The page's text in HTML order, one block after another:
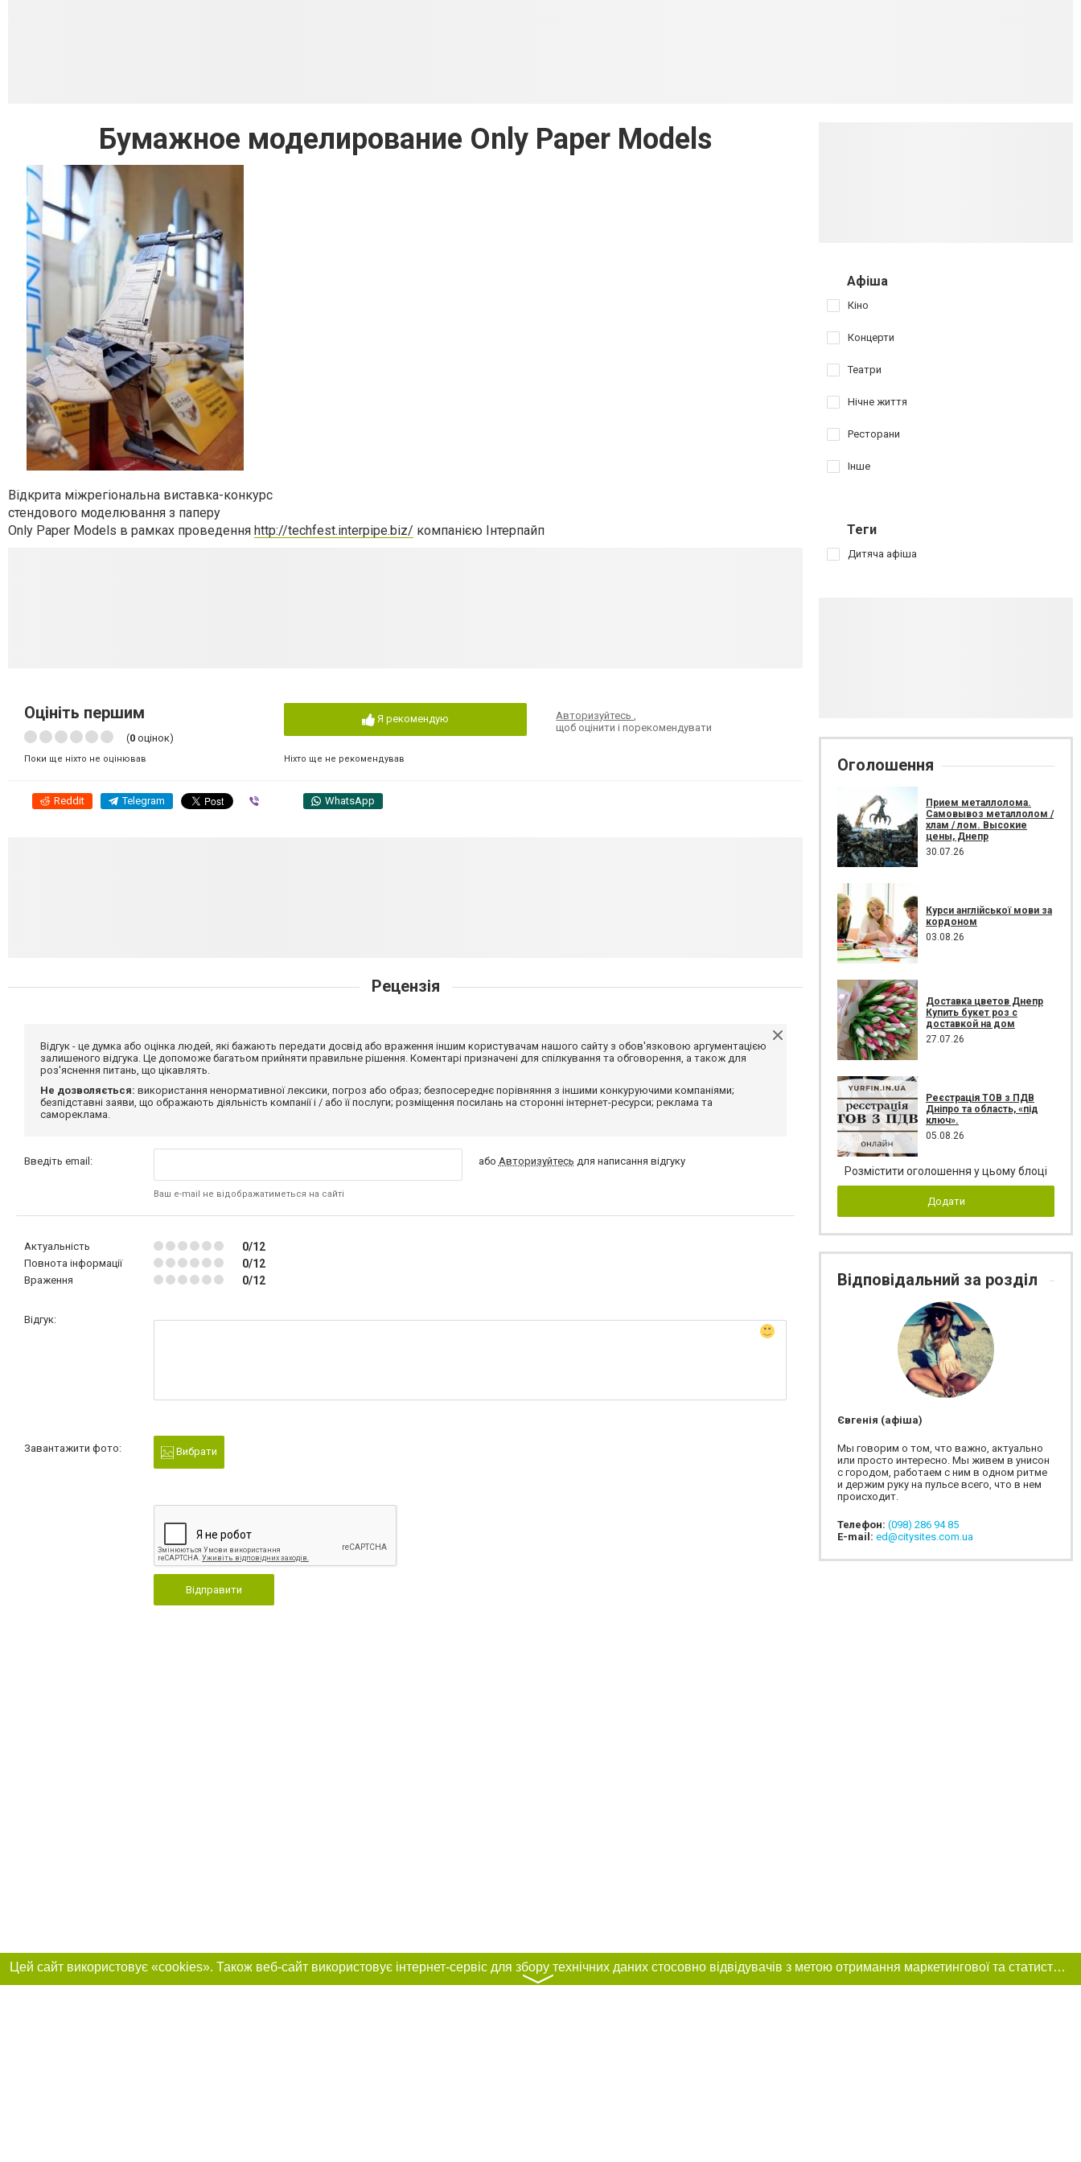
Бумажное моделирование Only Paper Models
Відкрита міжрегіональна виставка-конкурс
стендового моделювання з паперу
Only Paper Models в рамках проведення http://techfest.interpipe.biz/ компанією Інтерпайп
Оцініть першим
(0 оцінок)
Поки ще ніхто не оцінював
Я рекомендую
Ніхто ще не рекомендував
Авторизуйтесь,
щоб оцінити і порекомендувати
Reddit Telegram WhatsApp
Рецензія
Відгук - це думка або оцінка людей, які бажають передати досвід або враження іншим користувачам нашого сайту з обов'язковою аргументацією
залишеного відгука. Це допоможе багатьом прийняти правильне рішення. Коментарі призначені для спілкування та обговорення, а також для
роз'яснення питань, що цікавлять.
Не дозволяється: використання ненормативної лексики, погроз або образ; безпосереднє порівняння з іншими конкуруючими компаніями;
безпідставні заяви, що ображають діяльність компанії і / або її послуги; розміщення посилань на сторонні інтернет-ресурси; реклама та
самореклама.
Введіть email:
Ваш e-mail не відображатиметься на сайті
або Авторизуйтесь для написання відгуку
Актуальність 0/12
Повнота інформації 0/12
Враження 0/12
Відгук:
Завантажити фото: Вибрати
Відправити
Афіша
Кіно
Концерти
Театри
Нічне життя
Ресторани
Інше
Теги
Дитяча афіша
Оголошення
Прием металлолома.
Самовывоз металлолом /
хлам / лом. Высокие
цены, Днепр
30.07.26
Курси англійської мови за
кордоном
03.08.26
Доставка цветов Днепр
Купить букет роз с
доставкой на дом
27.07.26
Реєстрація ТОВ з ПДВ
Дніпро та область, «під
ключ».
05.08.26
Розмістити оголошення у цьому блоці
Додати
Відповідальний за розділ
Євгенія (афіша)
Мы говорим о том, что важно, актуально
или просто интересно. Мы живем в унисон
с городом, работаем с ним в одном ритме
и держим руку на пульсе всего, что в нем
происходит.
Телефон: (098) 286 94 85
E-mail: ed@citysites.com.ua
Цей сайт використовує «cookies». Також веб-сайт використовує інтернет-сервіс для збору технічних даних стосовно відвідувачів з метою отримання маркетингової та статистичної інформації. Умови обробки даних відвідувачів сайту див.
〉